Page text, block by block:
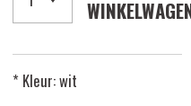
* Kleur: wit